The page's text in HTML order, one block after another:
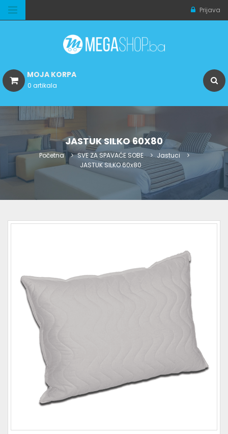
Prijava
MOJA KORPA
0 artikala
JASTUK SILKO 60X80
Početna SVE ZA SPAVAĆE SOBE
Jastuci
JASTUK SILKO 60x80